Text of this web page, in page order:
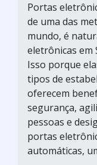
Portas
de uma das
mundo, é
eletrônicas em
Isso porque
tipos de
oferecem
segurança,
pessoas e
portas
automáticas,